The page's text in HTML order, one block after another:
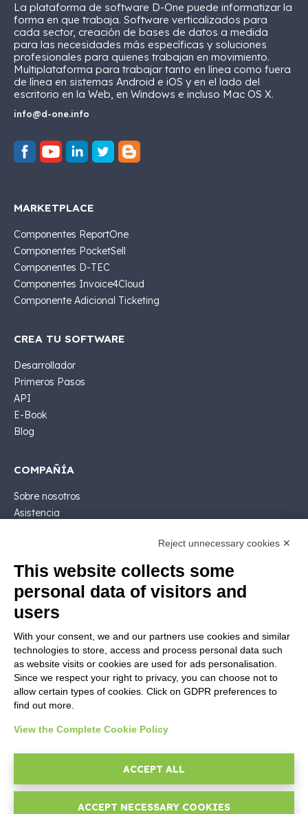
La plataforma de software D-One puede informatizar la
forma en que trabaja. Software verticalizados para
cada sector, creación de bases de datos a medida
para las necesidades más específicas y soluciones
profesionales para quienes trabajan en movimiento.
Multiplataforma para trabajar tanto en línea como fuera
de línea en sistemas Android e iOS y en el lado del
escritorio en la Web, en Windows e incluso Mac OS X.
info@d-one.info
MARKETPLACE
Componentes ReportOne
Componentes PocketSell
Componentes D-TEC
Componentes Invoice4Cloud
Componente Adicional Ticketing
CREA TU SOFTWARE
Desarrollador
Primeros Pasos
API
E-Book
Blog
COMPAÑÍA
Sobre nosotros
Asistencia
Siga Nios4
LEGALES
Documentación contractual y RGPD
Condiciones generales de suministro
Condiciones de venta
Condiciones del servicio de soporte
Informativas Privacidad
Security Policy
© 2026D-One Software House-
Reject unnecessary cookies ✕
This website collects some
personal data of visitors and
users
With your consent, we and our partners use cookies and similar
technologies to store, access and process personal data such
as website visits or cookies are used for ads personalisation.
Since we respect your right to privacy, you can choose not to
allow certain types of cookies. Click on GDPR preferences to
find out more.
View the Complete Cookie Policy
ACCEPT ALL
ACCEPT NECESSARY COOKIES